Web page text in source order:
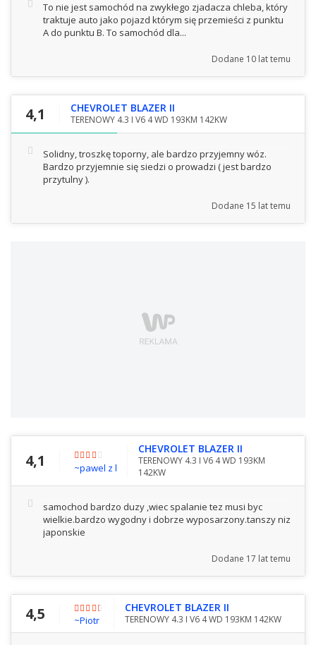
To nie jest samochód na zwykłego zjadacza chleba, który
traktuje auto jako pojazd którym się przemieści z punktu
A do punktu B. To samochód dla...
Dodane 10 lat temu
4,1 CHEVROLET BLAZER II
TERENOWY 4.3 I V6 4 WD 193KM 142KW
Solidny, troszkę toporny, ale bardzo przyjemny wóz.
Bardzo przyjemnie się siedzi o prowadzi ( jest bardzo
przytulny ).
Dodane 15 lat temu
4,1 ~pawel z bostonu
CHEVROLET BLAZER II
TERENOWY 4.3 I V6 4 WD 193KM
142KW
samochod bardzo duzy ,wiec spalanie tez musi byc
wielkie.bardzo wygodny i dobrze wyposarzony.tanszy niz
japonskie
Dodane 17 lat temu
4,5 ~Piotr
CHEVROLET BLAZER II
TERENOWY 4.3 I V6 4 WD 193KM 142KW